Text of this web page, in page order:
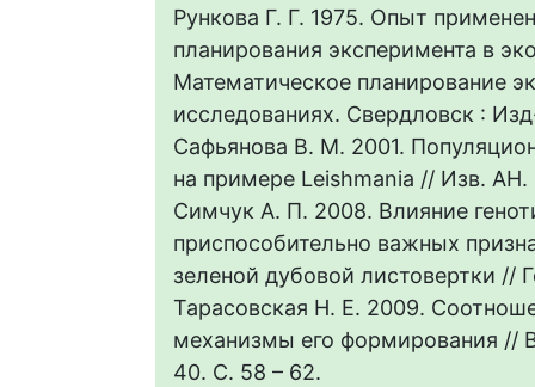
Рункова Г. Г. 1975. Опыт
планирования эксперимента в
Математическое планирование
исследованиях. Свердловск :
Сафьянова В. М. 2001.
на примере Leishmania // Изв.
Симчук А. П. 2008. Влияние
приспособительно важных
зеленой дубовой листовертки
Тарасовская Н. Е. 2009.
механизмы его формирования //
40. C. 58 – 62.